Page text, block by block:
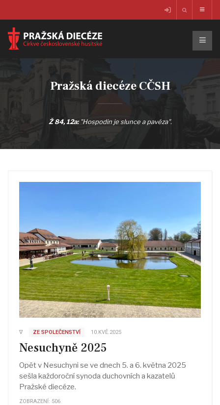
Pražská diecéze CČSH
Ž 84, 12a:"Hospodin je slunce a pavéza".
∇ ZE SPOLEČENSTVÍ 10.KVĚ.2025
Nesuchyně 2025
Opět v Nesuchyni se ve dnech 5. a 6. května 2025
sešla každoroční synoda duchovních a kazatelů
Pražské diecéze.
ZOBRAZENÍ: 506